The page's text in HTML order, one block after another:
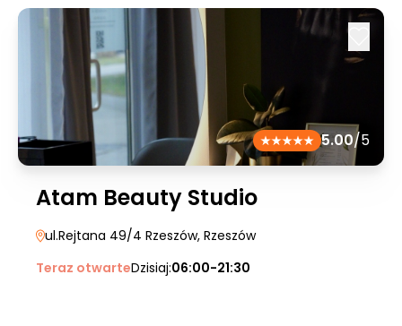
5.00/5
Atam Beauty Studio
ul.Rejtana 49/4 Rzeszów, Rzeszów
Teraz otwarteDzisiaj:06:00-21:30